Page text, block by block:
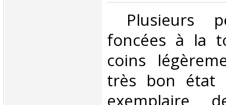
Plusieurs
foncées à la
coins
très bon état
exemplaire